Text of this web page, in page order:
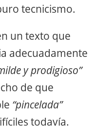
tecnicismo.
un texto que
adecuadamente
y prodigioso”
de que
“pincelada”
todavía.